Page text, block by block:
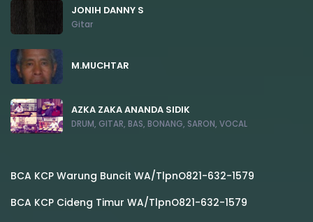
JONIH DANNY S
Gitar
M.MUCHTAR
AZKA ZAKA ANANDA SIDIK
DRUM, GITAR, BAS, BONANG, SARON, VOCAL
BCA KCP Warung Buncit WA/TlpnO821-632-1579
BCA KCP Cideng Timur WA/TlpnO821-632-1579